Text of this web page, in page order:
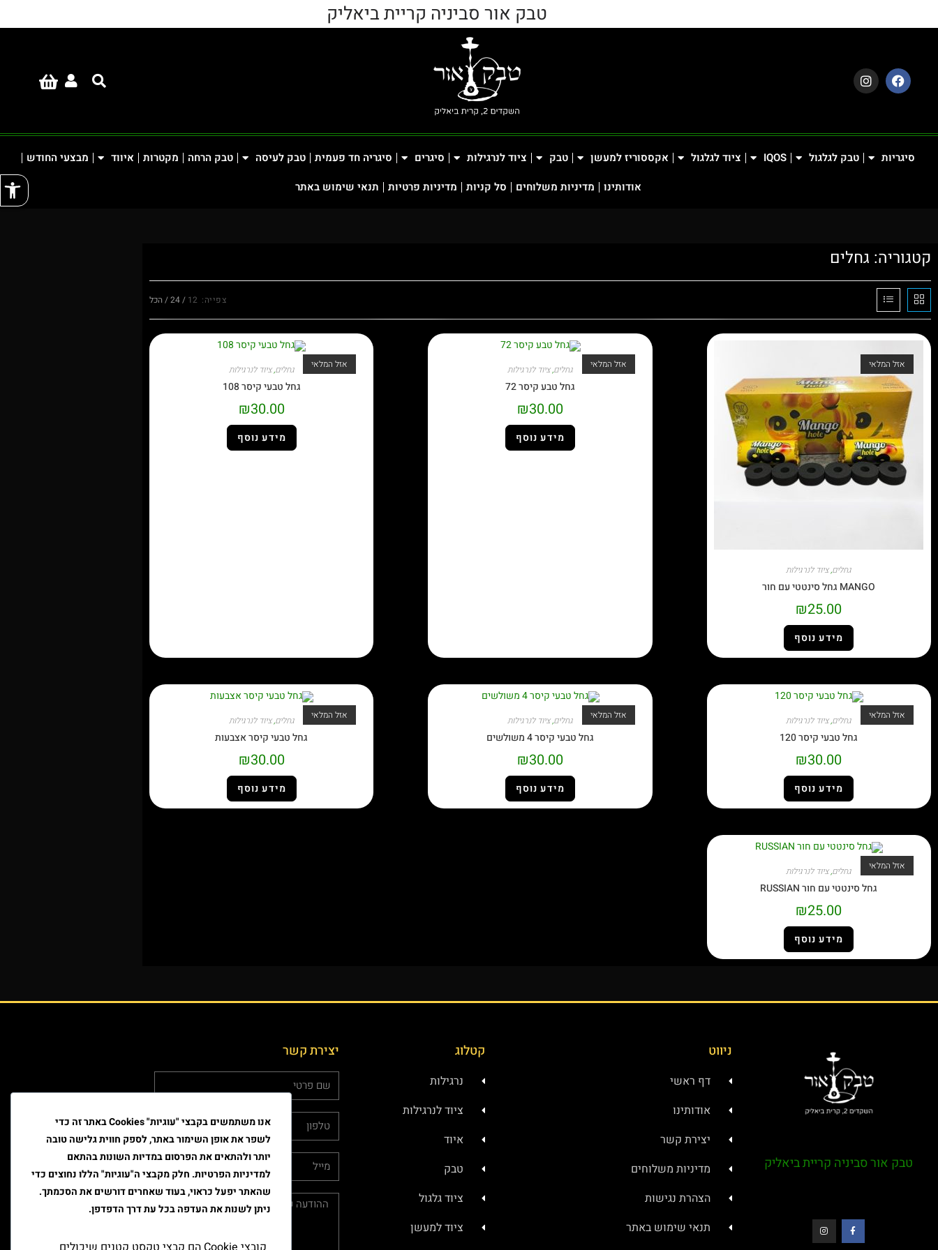
טבק אור סביניה קריית ביאליק
סיגריות טבק לגלגול IQOS ציוד לגלגול אקססוריז למעשן טבק ציוד לנרגילות סיגרים סיגריה חד פעמית טבק לעיסה טבק הרחה מקטרות איווד
מבצעי החודש
אודותינו
מדיניות משלוחים סל קניות מדיניות פרטיות תנאי שימוש באתר
קטגוריה: גחלים
צפייה: 12
24 הכל
אזל המלאי
גחלים,ציוד לנרגילות
MANGO גחל סינטטי עם חור
₪25.00
מידע נוסף
אזל המלאי גחלים,ציוד לנרגילות
גחל טבע קיסר 72
₪30.00
מידע נוסף
אזל המלאי גחלים,ציוד לנרגילות
גחל טבעי קיסר 108
₪30.00
מידע נוסף
אזל המלאי גחלים,ציוד לנרגילות
גחל טבעי קיסר 120
₪30.00
מידע נוסף
אזל המלאי גחלים,ציוד לנרגילות
גחל טבעי קיסר 4 משולשים
₪30.00
מידע נוסף
אזל המלאי גחלים,ציוד לנרגילות
גחל טבעי קיסר אצבעות
₪30.00
מידע נוסף
אזל המלאי גחלים,ציוד לנרגילות
גחל סינטטי עם חור RUSSIAN
₪25.00
מידע נוסף
טבק אור סביניה קריית ביאליק
ניווט
דף ראשי
אודותינו
יצירת קשר
מדיניות משלוחים
הצהרת נגישות
תנאי שימוש באתר
קטלוג
נרגילות
ציוד לנרגילות
איוד
טבק
ציוד גלגול
ציוד למעשן
יצירת קשר
אנו משתמשים בקבצי "עוגיות" Cookies באתר זה כדי
לשפר את אופן השימור באתר, לספק חווית גלישה טובה
יותר ולהתאים את הפרסום במדיות השונות בהתאם
למדיניות הפרטיות. חלק מקבצי ה"עוגיות" הללו נחוצים כדי
שהאתר יפעל כראוי, בעוד שאחרים דורשים את הסכמתך.
ניתן לשנות את העדפה בכל עת דרך הדפדפן.